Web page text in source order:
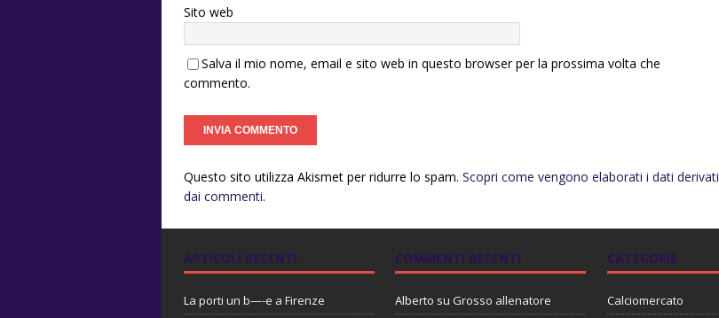
Sito web
Salva il mio nome, email e sito web in questo browser per la prossima volta che
commento.
Questo sito utilizza Akismet per ridurre lo spam. Scopri come vengono elaborati i dati derivati
dai commenti.
ARTICOLI RECENTI
La porti un b—-e a Firenze
COMMENTI RECENTI
Alberto su Grosso allenatore
CATEGORIE
Calciomercato